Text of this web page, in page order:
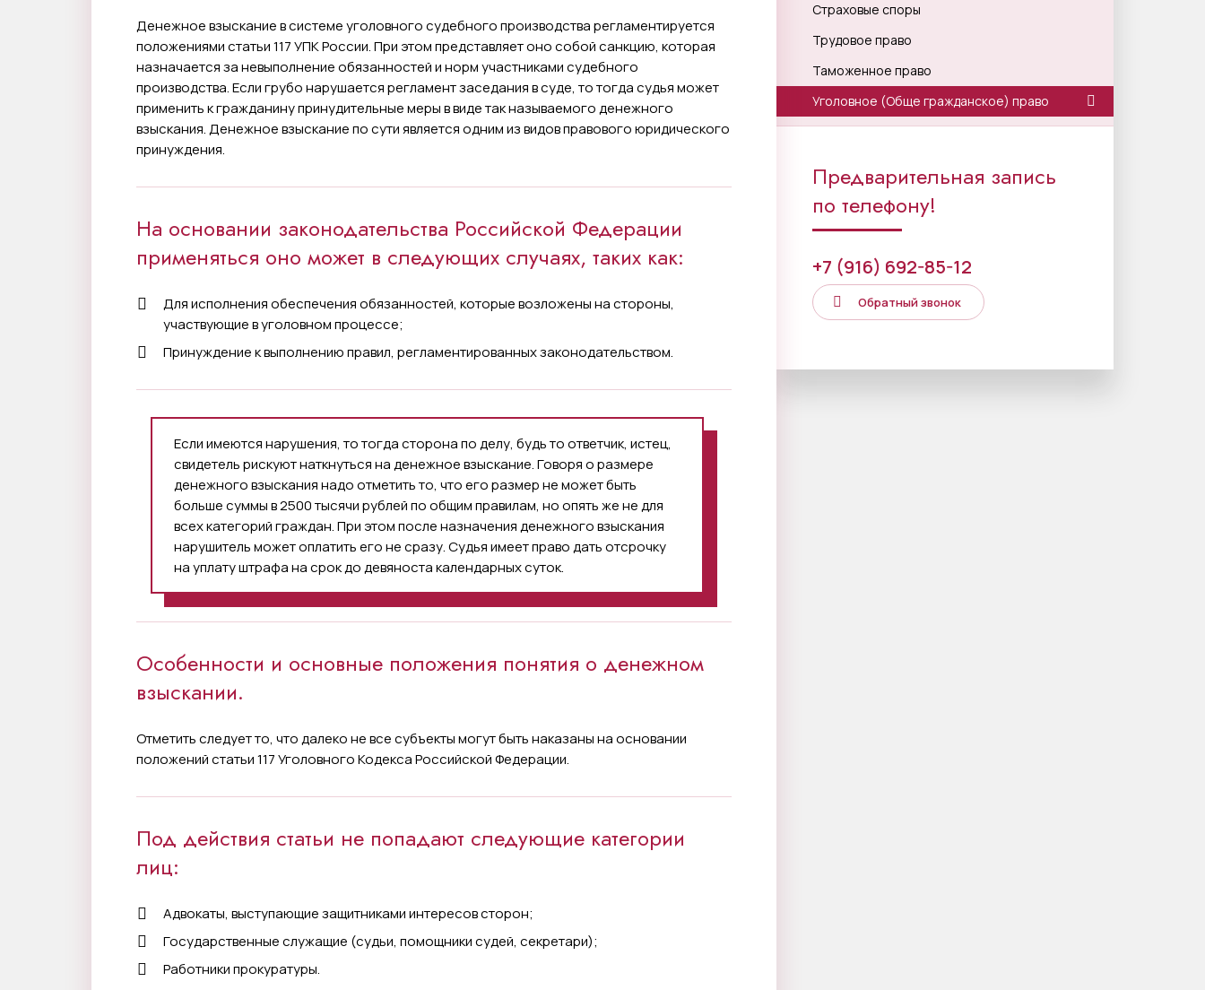
Денежное взыскание в системе уголовного судебного производства регламентируется
положениями статьи 117 УПК России. При этом представляет оно собой санкцию, которая
назначается за невыполнение обязанностей и норм участниками судебного
производства. Если грубо нарушается регламент заседания в суде, то тогда судья может
применить к гражданину принудительные меры в виде так называемого денежного
взыскания. Денежное взыскание по сути является одним из видов правового юридического
принуждения.
На основании законодательства Российской Федерации
применяться оно может в следующих случаях, таких как:
Для исполнения обеспечения обязанностей, которые возложены на стороны,
участвующие в уголовном процессе;
Принуждение к выполнению правил, регламентированных законодательством.
Если имеются нарушения, то тогда сторона по делу, будь то ответчик, истец,
свидетель рискуют наткнуться на денежное взыскание. Говоря о размере
денежного взыскания надо отметить то, что его размер не может быть
больше суммы в 2500 тысячи рублей по общим правилам, но опять же не для
всех категорий граждан. При этом после назначения денежного взыскания
нарушитель может оплатить его не сразу. Судья имеет право дать отсрочку
на уплату штрафа на срок до девяноста календарных суток.
Особенности и основные положения понятия о денежном
взыскании.
Отметить следует то, что далеко не все субъекты могут быть наказаны на основании
положений статьи 117 Уголовного Кодекса Российской Федерации.
Под действия статьи не попадают следующие категории
лиц:
Адвокаты, выступающие защитниками интересов сторон;
Государственные служащие (судьи, помощники судей, секретари);
Работники прокуратуры.
Страховые споры
Трудовое право
Таможенное право
Уголовное (Обще гражданское) право
Предварительная запись
по телефону!
+7 (916) 692-85-12
Обратный звонок